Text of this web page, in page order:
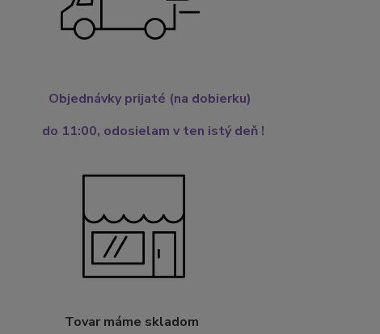
Objednávky prijaté (na dobierku)
do 11:00, odosielam v ten istý deň !
Tovar máme skladom